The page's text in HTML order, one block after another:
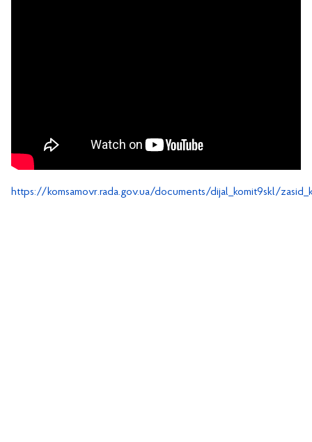
https://komsamovr.rada.gov.ua/documents/dijal_komit9skl/